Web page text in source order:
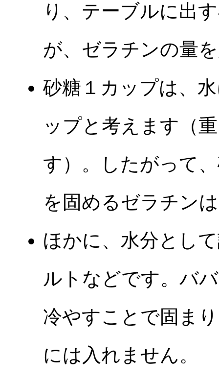
り、テーブルに出
が、ゼラチンの量
砂糖１カップは、
ップと考えます（
す）。したがって
を固めるゼラチン
ほかに、水分とし
ルトなどです。バ
冷やすことで固ま
には入れません。